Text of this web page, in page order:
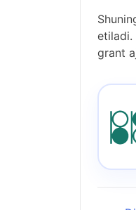
etiladi.
grant